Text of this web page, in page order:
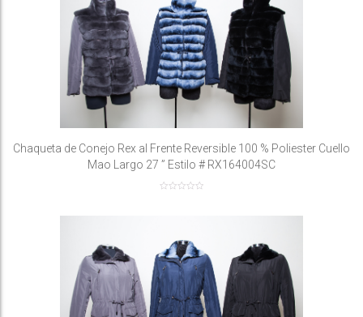
Chaqueta de Conejo Rex al Frente Reversible 100 % Poliester Cuello
Mao Largo 27 ” Estilo # RX164004SC